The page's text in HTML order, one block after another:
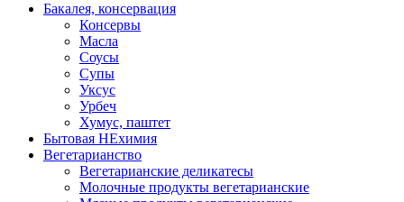
Бакалея, консервация
Консервы
Масла
Соусы
Супы
Уксус
Урбеч
Хумус, паштет
Бытовая НЕхимия
Вегетарианство
Вегетарианские деликатесы
Молочные продукты вегетарианские